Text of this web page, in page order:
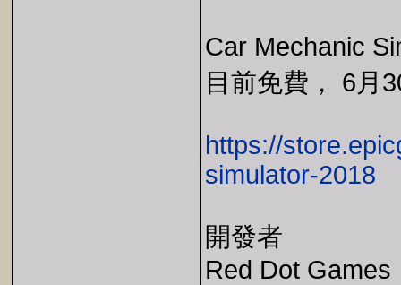
Car Mechanic
目前免費， 6月
https://
simulator-2018
開發者
Red Dot Games